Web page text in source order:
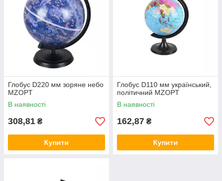
Глобус D220 мм зоряне небо
MZOPT
В наявності
308,81 ₴
Купити
Глобус D110 мм український,
політичний MZOPT
В наявності
162,87 ₴
Купити